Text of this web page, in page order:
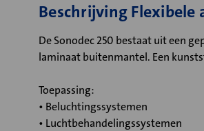
Beschrijving
De Sonodec 250 bestaat uit een
laminaat buitenmantel. Een
Toepassing:
• Beluchtingssystemen
• Luchtbehandelingssystemen